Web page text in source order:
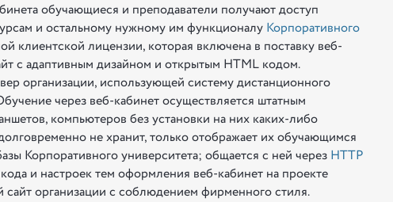
обучающиеся и преподаватели получают доступ
и остальному нужному им функционалу Корпоративного
клиентской лицензии, которая включена в поставку веб-
с адаптивным дизайном и открытым HTML кодом.
организации, использующей систему дистанционного
через веб-кабинет осуществляется штатным
компьютеров без установки на них каких-либо
не хранит, только отображает их обучающимся
Корпоративного университета; общается с ней через HTTP
и настроек тем оформления веб-кабинет на проекте
организации с соблюдением фирменного стиля.